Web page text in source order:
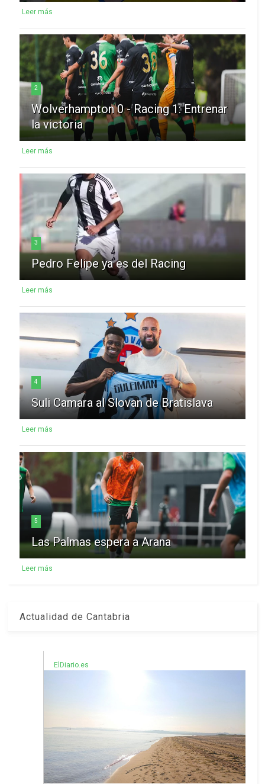
Leer más
2
Wolverhampton 0 - Racing 1: Entrenar
la victoria
Leer más
3
Pedro Felipe ya es del Racing
Leer más
4
Suli Camara al Slovan de Bratislava
Leer más
5
Las Palmas espera a Arana
Leer más
Actualidad de Cantabria
ElDiario.es